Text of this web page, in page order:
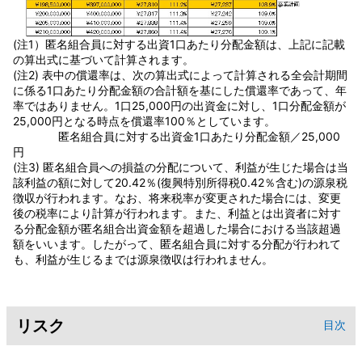
(注1）匿名組合員に対する出資1口あたり分配金額は、上記に記載
の算出式に基づいて計算されます。
(注2) 表中の償還率は、次の算出式によって計算される全会計期間
に係る1口あたり分配金額の合計額を基にした償還率であって、年
率ではありません。1口25,000円の出資金に対し、1口分配金額が
25,000円となる時点を償還率100％としています。
匿名組合員に対する出資金1口あたり分配金額／25,000
円
(注3) 匿名組合員への損益の分配について、利益が生じた場合は当
該利益の額に対して20.42％(復興特別所得税0.42％含む)の源泉税
徴収が行われます。なお、将来税率が変更された場合には、変更
後の税率により計算が行われます。また、利益とは出資者に対す
る分配金額が匿名組合出資金額を超過した場合における当該超過
額をいいます。したがって、匿名組合員に対する分配が行われて
も、利益が生じるまでは源泉徴収は行われません。
リスク 目次